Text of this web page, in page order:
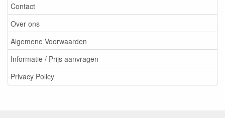
Contact
Over ons
Algemene Voorwaarden
Informatie / Prijs aanvragen
Privacy Policy